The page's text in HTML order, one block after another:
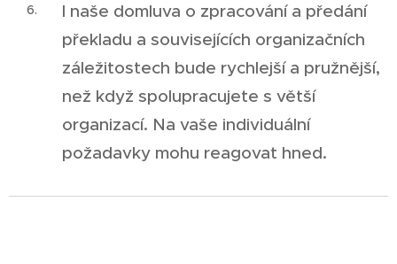
I naše domluva o zpracování a předání
překladu a souvisejících organizačních
záležitostech bude rychlejší a pružnější,
než když spolupracujete s větší
organizací. Na vaše individuální
požadavky mohu reagovat hned.